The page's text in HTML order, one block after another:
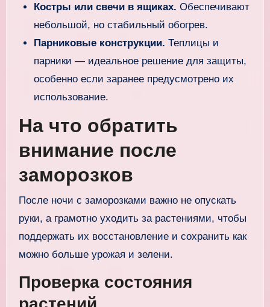
Костры или свечи в ящиках. Обеспечивают
небольшой, но стабильный обогрев.
Парниковые конструкции. Теплицы и
парники — идеальное решение для защиты,
особенно если заранее предусмотрено их
использование.
На что обратить
внимание после
заморозков
После ночи с заморозками важно не опускать
руки, а грамотно уходить за растениями, чтобы
поддержать их восстановление и сохранить как
можно больше урожая и зелени.
Проверка состояния